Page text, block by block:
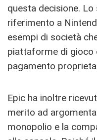
questa decisione.
riferimento a
esempi di società
piattaforme di gioco
pagamento
Epic ha inoltre
merito ad
monopolio e la